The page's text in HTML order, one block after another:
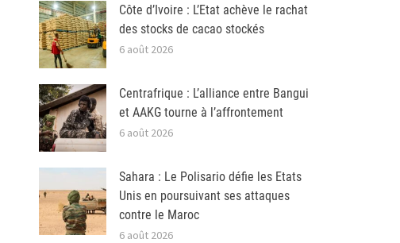
Côte d’Ivoire : L’Etat achève le rachat
des stocks de cacao stockés
6 août 2026
Centrafrique : L’alliance entre Bangui
et AAKG tourne à l’affrontement
6 août 2026
Sahara : Le Polisario défie les Etats
Unis en poursuivant ses attaques
contre le Maroc
6 août 2026